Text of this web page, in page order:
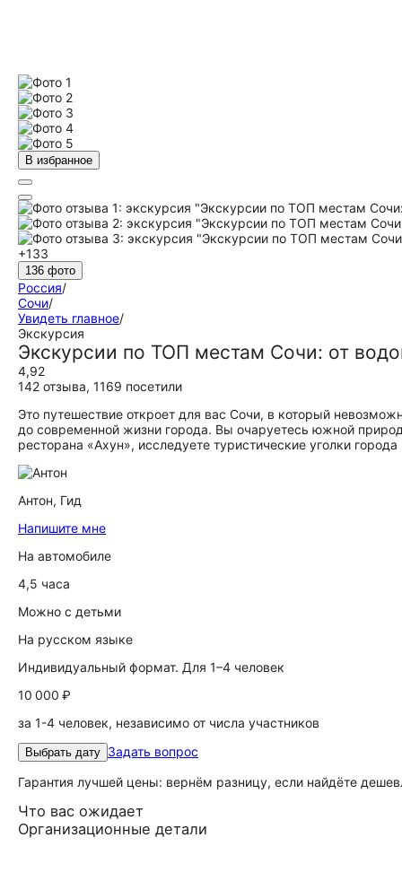
В избранное
+133
136 фото
Россия/
Сочи/
Увидеть главное/
Экскурсия
Экскурсии по ТОП местам Сочи: от
4,92
142 отзыва, 1169 посетили
Это путешествие откроет для вас Сочи, в который
до современной жизни города. Вы очаруетесь южной
ресторана «Ахун», исследуете туристические уголки
Антон, Гид
Напишите мне
На автомобиле
4,5 часа
Можно с детьми
На русском языке
Индивидуальный формат. Для 1–4 человек
10 000 ₽
за 1-4 человек, независимо от числа участников
Выбрать дату Задать вопрос
Гарантия лучшей цены: вернём разницу, если найдёте
Что вас ожидает
Организационные детали